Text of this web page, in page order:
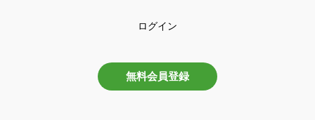
ログイン
無料会員登録